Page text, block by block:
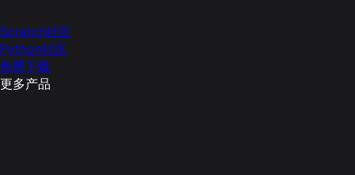
Scratch社区
Python社区
免费下载
更多产品